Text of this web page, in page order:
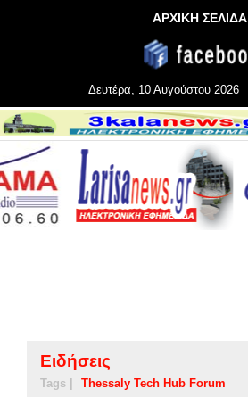
ΑΡΧΙΚΗ ΣΕΛΙΔΑ
Δευτέρα, 10 Αυγούστου 2026
Ειδήσεις
Tags | Thessaly Tech Hub Forum